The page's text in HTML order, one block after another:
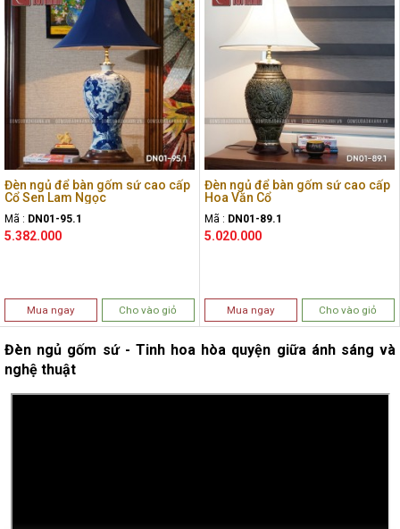
Đèn ngủ để bàn gốm sứ cao cấp
Cổ Sen Lam Ngọc
Mã : DN01-95.1
5.382.000
Mua ngay Cho vào giỏ
Đèn ngủ để bàn gốm sứ cao cấp
Hoa Văn Cổ
Mã : DN01-89.1
5.020.000
Mua ngay Cho vào giỏ
Đèn ngủ gốm sứ - Tinh hoa hòa quyện giữa ánh sáng và
nghệ thuật